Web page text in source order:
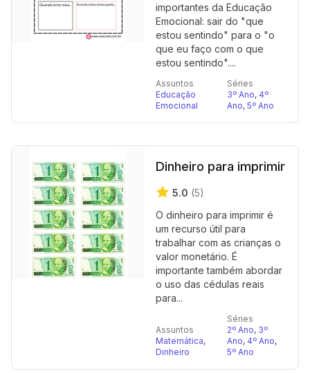
importantes da Educação
Emocional: sair do "que
estou sentindo" para o "o
que eu faço com o que
estou sentindo"....
Assuntos
Educação
Emocional
Séries
3º Ano, 4º
Ano, 5º Ano
Dinheiro para imprimir
5.0 (5)
O dinheiro para imprimir é
um recurso útil para
trabalhar com as crianças o
valor monetário. É
importante também abordar
o uso das cédulas reais
para...
Assuntos
Matemática,
Dinheiro
Séries
2º Ano, 3º
Ano, 4º Ano,
5º Ano